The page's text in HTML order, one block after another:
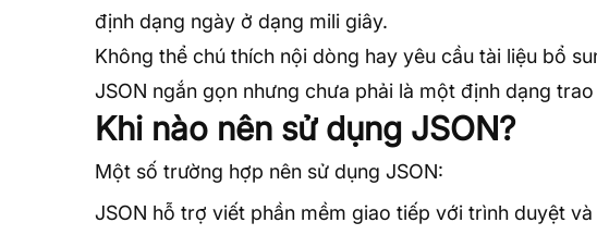
định dạng ngày ở dạng mili giây.
Không thể chú thích nội dòng hay yêu cầu tài liệu bổ
JSON ngắn gọn nhưng chưa phải là một định dạng
Khi nào nên sử dụng JSON?
Một số trường hợp nên sử dụng JSON:
JSON hỗ trợ viết phần mềm giao tiếp với trình duyệt